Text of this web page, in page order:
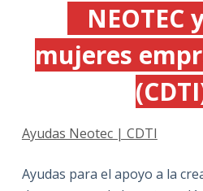
NEOTEC
mujeres
Ayudas Neotec | CDTI
Ayudas para el apoyo a la